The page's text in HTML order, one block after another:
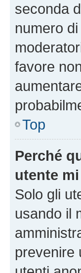
seconda
numero
favore
Top
Perché
utente
Solo gli
usando il
prevenire